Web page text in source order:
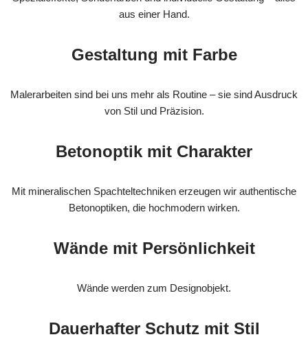
aus einer Hand.
Gestaltung mit Farbe
Malerarbeiten sind bei uns mehr als Routine – sie sind Ausdruck
von Stil und Präzision.
Betonoptik mit Charakter
Mit mineralischen Spachteltechniken erzeugen wir authentische
Betonoptiken, die hochmodern wirken.
Wände mit Persönlichkeit
Wände werden zum Designobjekt.
Dauerhafter Schutz mit Stil